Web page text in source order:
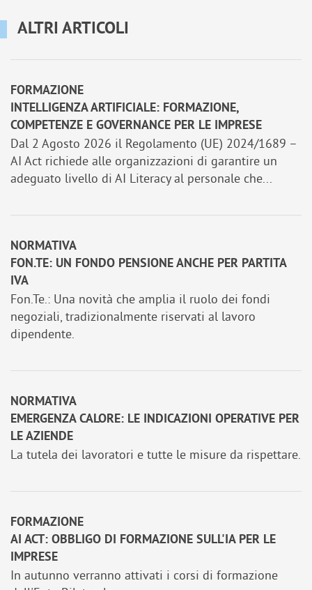
ALTRI ARTICOLI
FORMAZIONE
INTELLIGENZA ARTIFICIALE: FORMAZIONE,
COMPETENZE E GOVERNANCE PER LE IMPRESE
Dal 2 Agosto 2026 il Regolamento (UE) 2024/1689 –
AI Act richiede alle organizzazioni di garantire un
adeguato livello di AI Literacy al personale che...
NORMATIVA
FON.TE: UN FONDO PENSIONE ANCHE PER PARTITA
IVA
Fon.Te.: Una novità che amplia il ruolo dei fondi
negoziali, tradizionalmente riservati al lavoro
dipendente.
NORMATIVA
EMERGENZA CALORE: LE INDICAZIONI OPERATIVE PER
LE AZIENDE
La tutela dei lavoratori e tutte le misure da rispettare.
FORMAZIONE
AI ACT: OBBLIGO DI FORMAZIONE SULL'IA PER LE
IMPRESE
In autunno verranno attivati i corsi di formazione